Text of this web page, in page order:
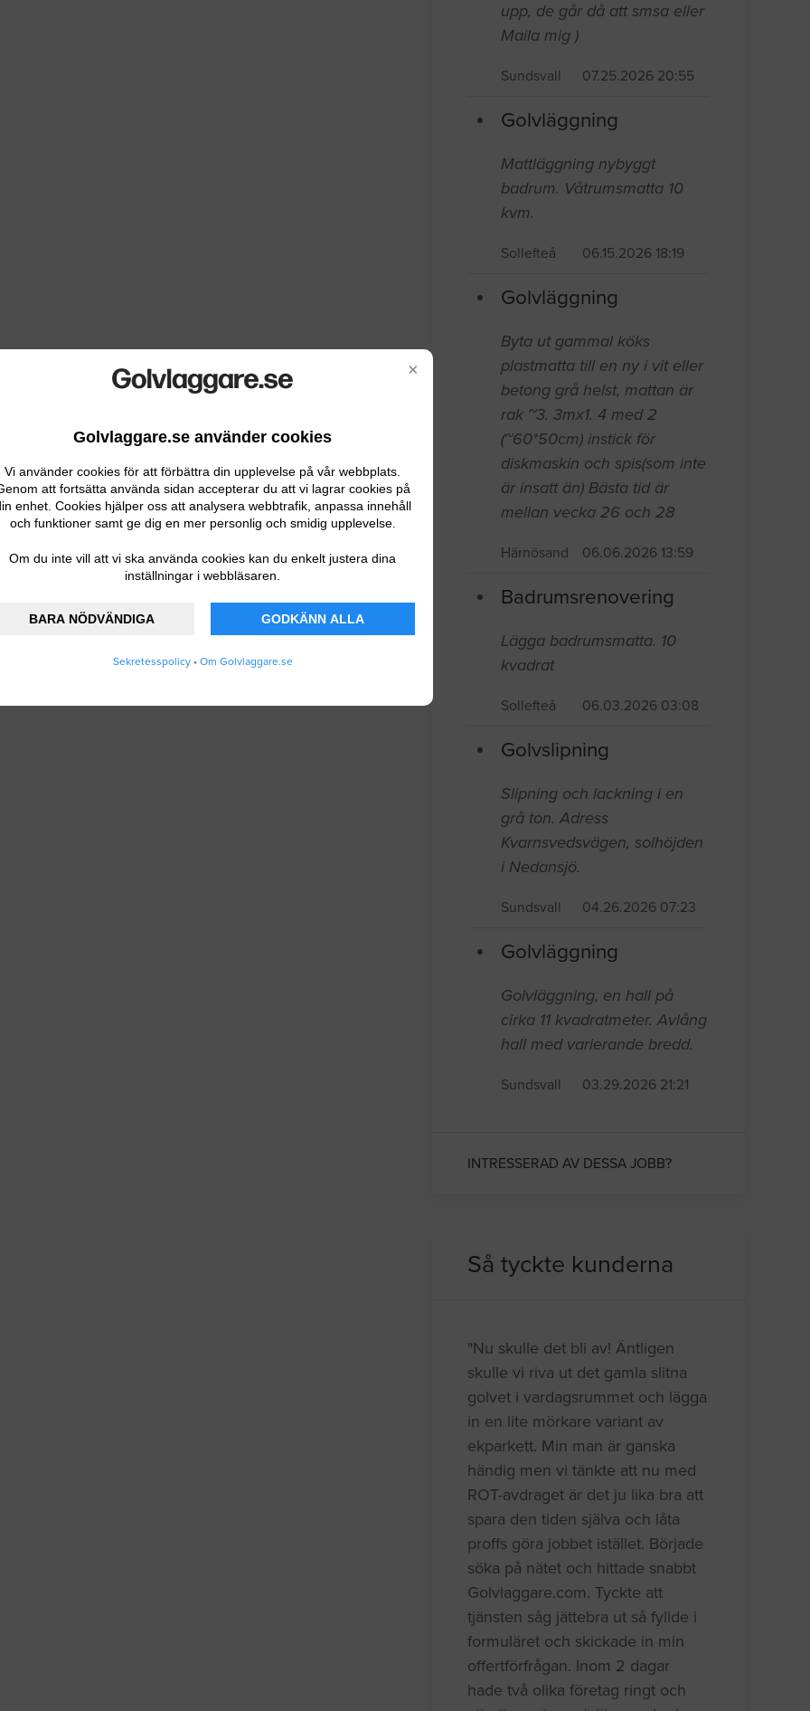
×
Golvlaggare.se använder cookies
Vi använder cookies för att förbättra din upplevelse på vår webbplats.
att fortsätta använda sidan accepterar du att vi lagrar cookies på
enhet. Cookies hjälper oss att analysera webbtrafik, anpassa innehåll
och funktioner samt ge dig en mer personlig och smidig upplevelse.
Om du inte vill att vi ska använda cookies kan du enkelt justera dina
inställningar i webbläsaren.
BARA NÖDVÄNDIGA GODKÄNN ALLA
Sekretesspolicy• Om Golvlaggare.se
upp, de går då att smsa eller
Maila mig )
Sundsvall 07.25.2026 20:55
Golvläggning
Mattläggning nybyggt
badrum. Våtrumsmatta 10
kvm.
Sollefteå 06.15.2026 18:19
Golvläggning
Byta ut gammal köks
plastmatta till en ny i vit eller
betong grå helst, mattan är
rak ~3. 3mx1. 4 med 2
(~60*50cm) instick för
diskmaskin och spis(som inte
är insatt än) Bästa tid är
mellan vecka 26 och 28
Härnösand 06.06.2026 13:59
Badrumsrenovering
Lägga badrumsmatta. 10
kvadrat
Sollefteå 06.03.2026 03:08
Golvslipning
Slipning och lackning i en
grå ton. Adress
Kvarnsvedsvägen, solhöjden
i Nedansjö.
Sundsvall 04.26.2026 07:23
Golvläggning
Golvläggning, en hall på
cirka 11 kvadratmeter. Avlång
hall med varierande bredd.
Sundsvall 03.29.2026 21:21
INTRESSERAD AV DESSA JOBB?
Så tyckte kunderna
"Nu skulle det bli av! Äntligen
skulle vi riva ut det gamla slitna
golvet i vardagsrummet och lägga
in en lite mörkare variant av
ekparkett. Min man är ganska
händig men vi tänkte att nu med
ROT-avdraget är det ju lika bra att
spara den tiden själva och låta
proffs göra jobbet istället. Började
söka på nätet och hittade snabbt
Golvlaggare.com. Tyckte att
tjänsten såg jättebra ut så fyllde i
formuläret och skickade in min
offertförfrågan. Inom 2 dagar
hade två olika företag ringt och